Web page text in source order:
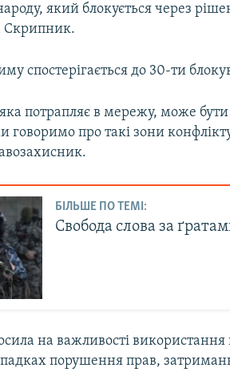
який блокується через
Скрипник.
спостерігається до 30-ти
потрапляє в мережу, може
про такі зони конфлікту
БІЛЬШЕ ПО ТЕМІ:
Свобода слова за
на важливості використання
порушення прав,